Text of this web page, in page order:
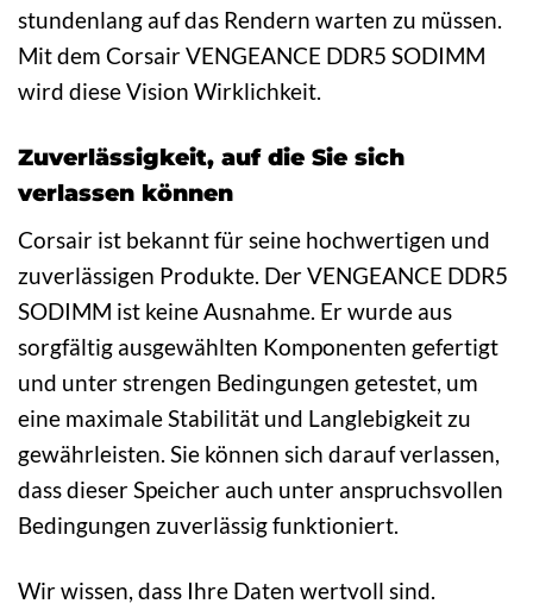
stundenlang auf das Rendern warten zu müssen.
Mit dem Corsair VENGEANCE DDR5 SODIMM
wird diese Vision Wirklichkeit.
Zuverlässigkeit, auf die Sie sich
verlassen können
Corsair ist bekannt für seine hochwertigen und
zuverlässigen Produkte. Der VENGEANCE DDR5
SODIMM ist keine Ausnahme. Er wurde aus
sorgfältig ausgewählten Komponenten gefertigt
und unter strengen Bedingungen getestet, um
eine maximale Stabilität und Langlebigkeit zu
gewährleisten. Sie können sich darauf verlassen,
dass dieser Speicher auch unter anspruchsvollen
Bedingungen zuverlässig funktioniert.
Wir wissen, dass Ihre Daten wertvoll sind.